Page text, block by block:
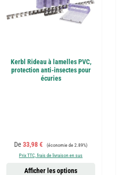
Kerbl Rideau à lamelles PVC,
protection anti-insectes pour
écuries
Prix de vente :
De 33,98 € Prix régulier :
(économie de 2.89%)
Prix TTC, frais de livraison en sus
Afficher les options